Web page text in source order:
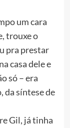
um cara
trouxe o
pra prestar
casa dele e
só – era
da síntese de
Gil, já tinha